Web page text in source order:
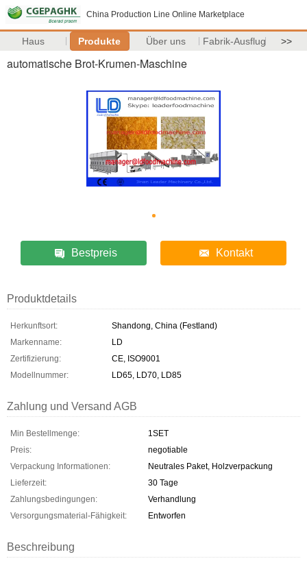
China Production Line Online Marketplace
Haus Produkte Über uns Fabrik-Ausflug >>
automatische Brot-Krumen-Maschine
Bestpreis Kontakt
Produktdetails
Herkunftsort:
Shandong, China (Festland)
Markenname:
LD
Zertifizierung:
CE, ISO9001
Modellnummer:
LD65, LD70, LD85
Zahlung und Versand AGB
Min Bestellmenge:
1SET
Preis:
negotiable
Verpackung Informationen:
Neutrales Paket, Holzverpackung
Lieferzeit:
30 Tage
Zahlungsbedingungen:
Verhandlung
Versorgungsmaterial-Fähigkeit:
Entworfen
Beschreibung